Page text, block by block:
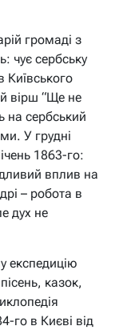
громаді з
чує сербську
Київського
вірш “Ще не
на сербський
У грудні
1863-го:
вплив на
– робота в
дух не
експедицію
казок,
го в Києві від